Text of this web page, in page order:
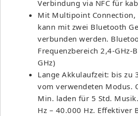
Verbindung via NFC für
Mit Multipoint Connection,
kann mit zwei Bluetooth
verbunden werden.
Frequenzbereich 2,4-GHz-
GHz)
Lange Akkulaufzeit: bis zu
vom verwendeten Modus.
Min. laden für 5 Std.
Hz – 40.000 Hz. Effektiver